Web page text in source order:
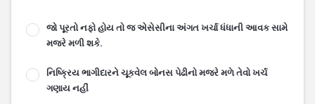
જો પૂરતો નફો હોય તો જ એસેસીના અંગત ખર્ચા ધંધાની આવક સામે
મજરે મળી શકે.
નિષ્ક્રિય ભાગીદારને ચૂકવેલ બોનસ પેઢીનો મજરે મળે તેવો ખર્ચ
ગણાય નહીં